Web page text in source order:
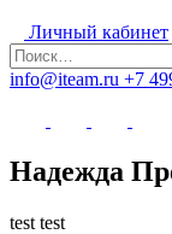
Личный кабинет
info@iteam.ru +7
Надежда
test test